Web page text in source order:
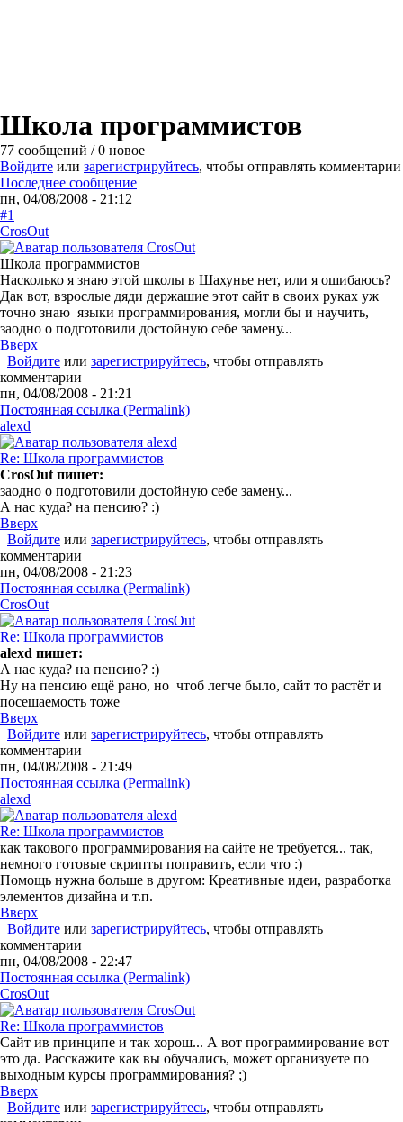
Школа программистов
77 сообщений / 0 новое
Войдите или зарегистрируйтесь, чтобы отправлять комментарии
Последнее сообщение
пн, 04/08/2008 - 21:12
#1
CrosOut
Школа программистов
Насколько я знаю этой школы в Шахунье нет, или я ошибаюсь?
Дак вот, взрослые дяди держашие этот сайт в своих руках уж
точно знаю языки программирования, могли бы и научить,
заодно о подготовили достойную себе замену...
Вверх
Войдите или зарегистрируйтесь, чтобы отправлять
комментарии
пн, 04/08/2008 - 21:21
Постоянная ссылка (Permalink)
alexd
Re: Школа программистов
CrosOut пишет:
заодно о подготовили достойную себе замену...
А нас куда? на пенсию? :)
Вверх
Войдите или зарегистрируйтесь, чтобы отправлять
комментарии
пн, 04/08/2008 - 21:23
Постоянная ссылка (Permalink)
CrosOut
Re: Школа программистов
alexd пишет:
А нас куда? на пенсию? :)
Ну на пенсию ещё рано, но чтоб легче было, сайт то растёт и
посешаемость тоже
Вверх
Войдите или зарегистрируйтесь, чтобы отправлять
комментарии
пн, 04/08/2008 - 21:49
Постоянная ссылка (Permalink)
alexd
Re: Школа программистов
как такового программирования на сайте не требуется... так,
немного готовые скрипты поправить, если что :)
Помощь нужна больше в другом: Креативные идеи, разработка
элементов дизайна и т.п.
Вверх
Войдите или зарегистрируйтесь, чтобы отправлять
комментарии
пн, 04/08/2008 - 22:47
Постоянная ссылка (Permalink)
CrosOut
Re: Школа программистов
Сайт ив принципе и так хорош... А вот программирование вот
это да. Расскажите как вы обучались, может организуете по
выходным курсы программирования? ;)
Вверх
Войдите или зарегистрируйтесь, чтобы отправлять